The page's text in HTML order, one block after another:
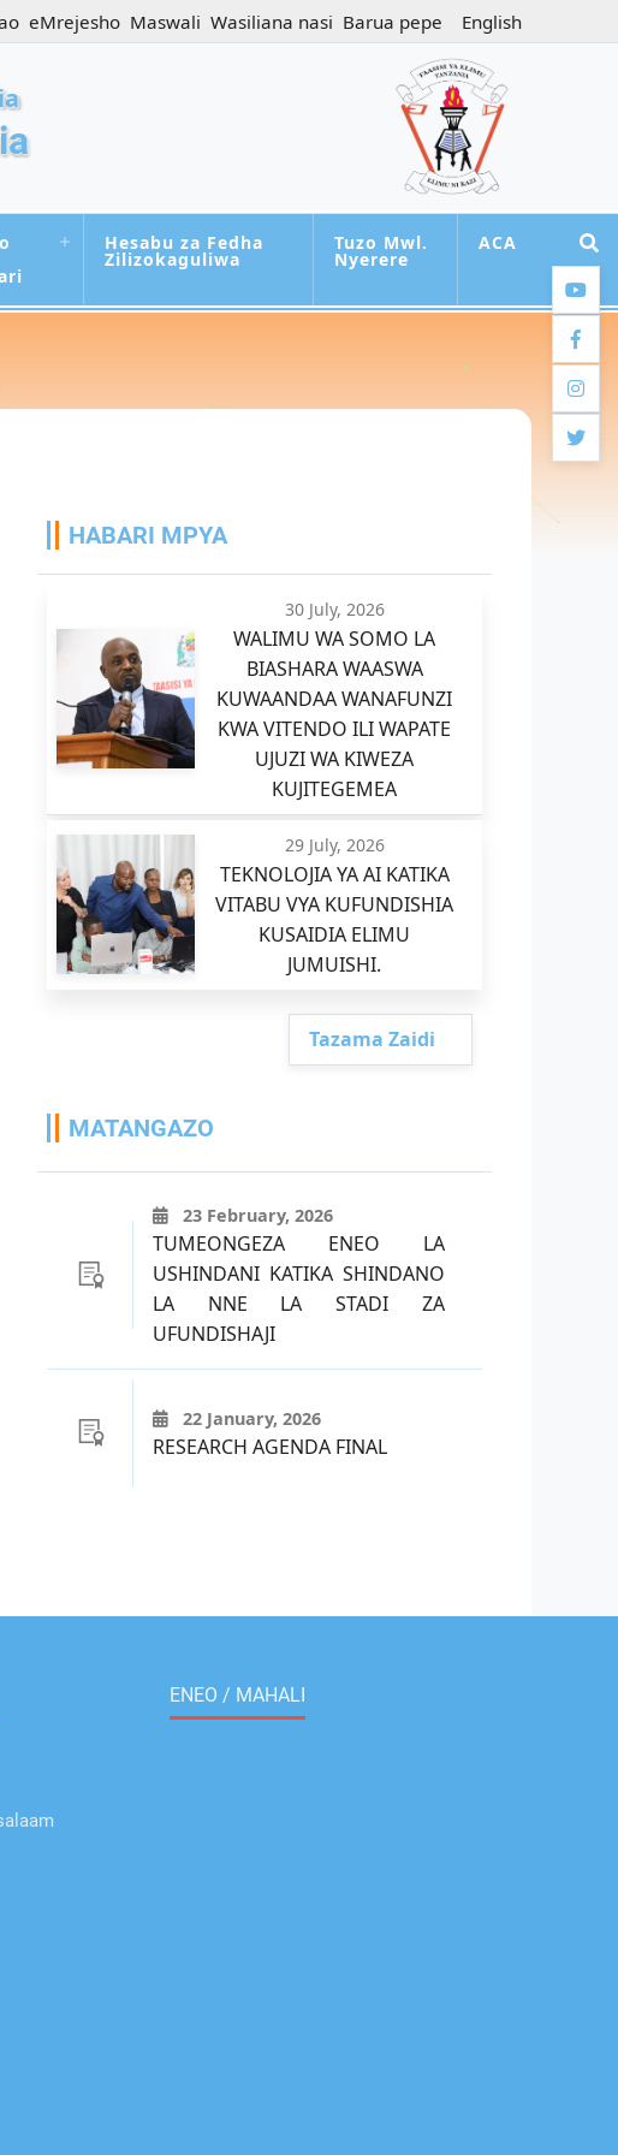
eMrejesho Maswali Wasiliana nasi Barua pepe English
Hesabu za Fedha
Zilizokaguliwa
Tuzo Mwl.
Nyerere
ACA
HABARI MPYA
30 July, 2026
WALIMU WA SOMO LA
BIASHARA WAASWA
KUWAANDAA WANAFUNZI
KWA VITENDO ILI WAPATE
UJUZI WA KIWEZA
KUJITEGEMEA
29 July, 2026
TEKNOLOJIA YA AI KATIKA
VITABU VYA KUFUNDISHIA
KUSAIDIA ELIMU
JUMUISHI.
Tazama Zaidi
MATANGAZO
23 February, 2026
TUMEONGEZA ENEO LA
USHINDANI KATIKA SHINDANO
LA NNE LA STADI ZA
UFUNDISHAJI
22 January, 2026
RESEARCH AGENDA FINAL
twitter
ENEO / MAHALI